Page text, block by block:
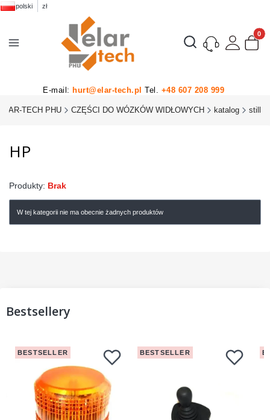
polski zł
Otwórz wyszukiwarkę
E-mail: hurt@elar-tech.pl Tel. +48 607 208 999
TECH PHU CZĘŚCI DO WÓZKÓW WIDŁOWYCH katalog still
HP
Produkty: Brak
W tej kategorii nie ma obecnie żadnych produktów
Bestsellery
BESTSELLER BESTSELLER